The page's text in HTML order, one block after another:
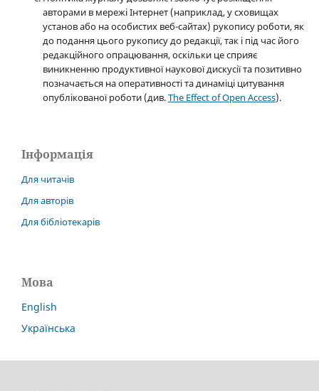
авторами в мережі Інтернет (наприклад, у сховищах
установ або на особистих веб-сайтах) рукопису роботи, як
до подання цього рукопису до редакції, так і під час його
редакційного опрацювання, оскільки це сприяє
виникненню продуктивної наукової дискусії та позитивно
позначається на оперативності та динаміці цитування
опублікованої роботи (див.The Effect of Open Access).
Інформація
Для читачів
Для авторів
Для бібліотекарів
Мова
English
Українська